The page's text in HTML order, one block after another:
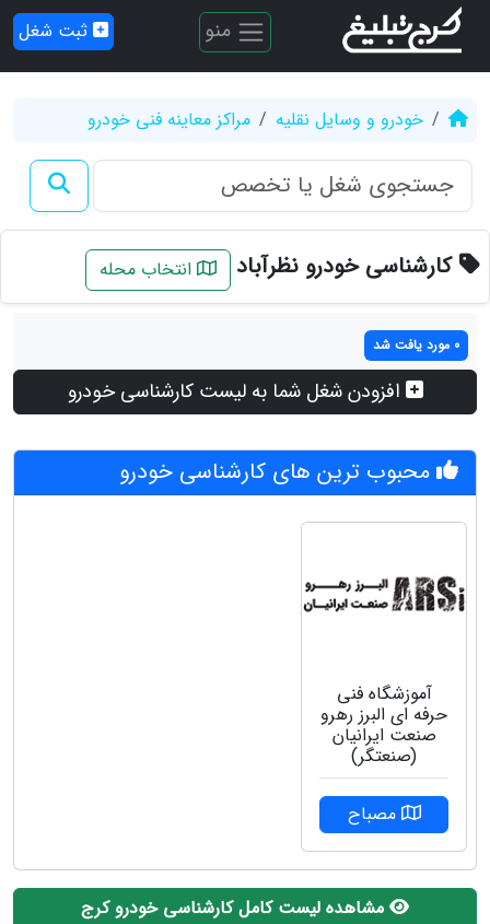
منو ثبت شغل
خودرو و وسایل نقلیه مراکز معاینه فنی خودرو
کارشناسی خودرو نظرآباد انتخاب محله
0 مورد یافت شد
افزودن شغل شما به لیست کارشناسی خودرو
محبوب ترین های کارشناسی خودرو
آموزشگاه فنی
حرفه ای البرز رهرو
صنعت ایرانیان
(صنعتگر)
مصباح
مشاهده لیست کامل کارشناسی خودرو کرج